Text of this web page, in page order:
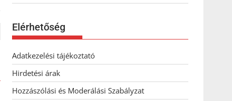
Elérhetőség
Adatkezelési tájékoztató
Hirdetési árak
Hozzászólási és Moderálási Szabályzat